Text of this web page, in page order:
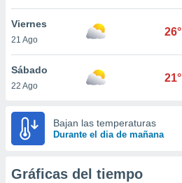
como
sitio
de
posible
traten tus
en
interés
Para
su
Viernes
21 Ago
26°
Sábado
22 Ago
21°
Bajan las temperaturas
Durante el dia de mañana
Gráficas del tiempo